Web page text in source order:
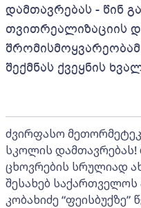
დამთავრებას - წინ
თვითრეალიზაციის
შექმნას ქვეყნის
ძვირფასო
სკოლის დამთავრებას!
ცხოვრების სრულიად
შესახებ
კობახიძე “ფეისბუქზე”